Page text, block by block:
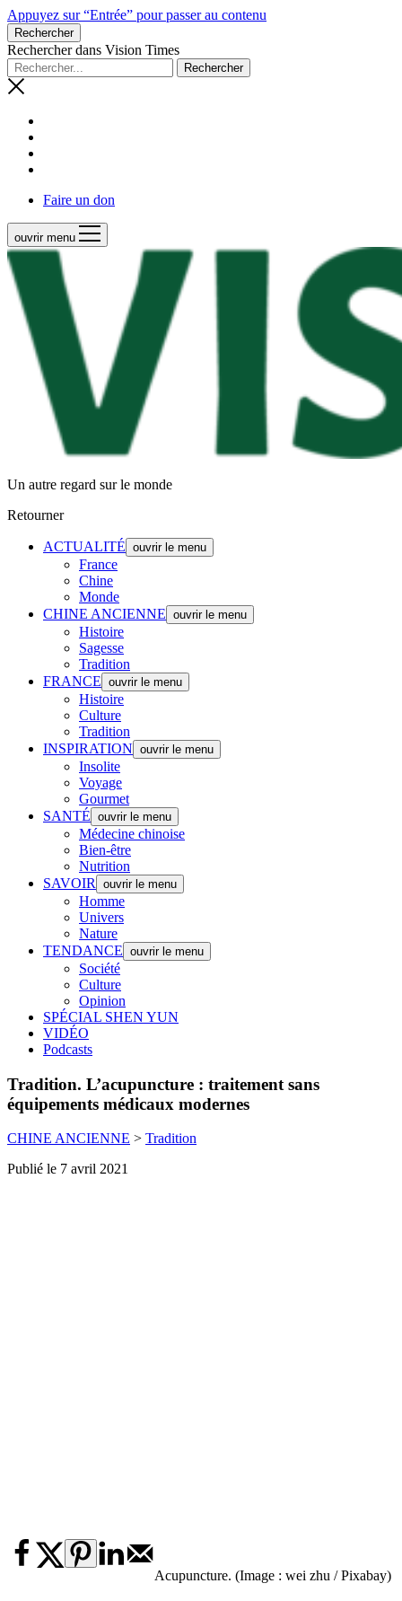
Appuyez sur “Entrée” pour passer au contenu
Rechercher
Rechercher dans Vision Times
Faire un don
ouvrir menu
Un autre regard sur le monde
Retourner
ACTUALITÉ ouvrir le menu
France
Chine
Monde
CHINE ANCIENNE ouvrir le menu
Histoire
Sagesse
Tradition
FRANCE ouvrir le menu
Histoire
Culture
Tradition
INSPIRATION ouvrir le menu
Insolite
Voyage
Gourmet
SANTÉ ouvrir le menu
Médecine chinoise
Bien-être
Nutrition
SAVOIR
ouvrir le menu
Homme
Univers
Nature
TENDANCE ouvrir le menu
Société
Culture
Opinion
SPÉCIAL SHEN YUN
VIDÉO
Podcasts
Tradition. L’acupuncture : traitement sans
équipements médicaux modernes
CHINE ANCIENNE > Tradition
Publié le 7 avril 2021
Acupuncture. (Image : wei zhu / Pixabay)